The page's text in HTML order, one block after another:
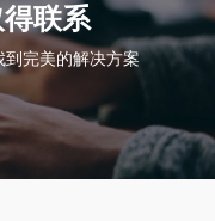
联系
完美的解决方案